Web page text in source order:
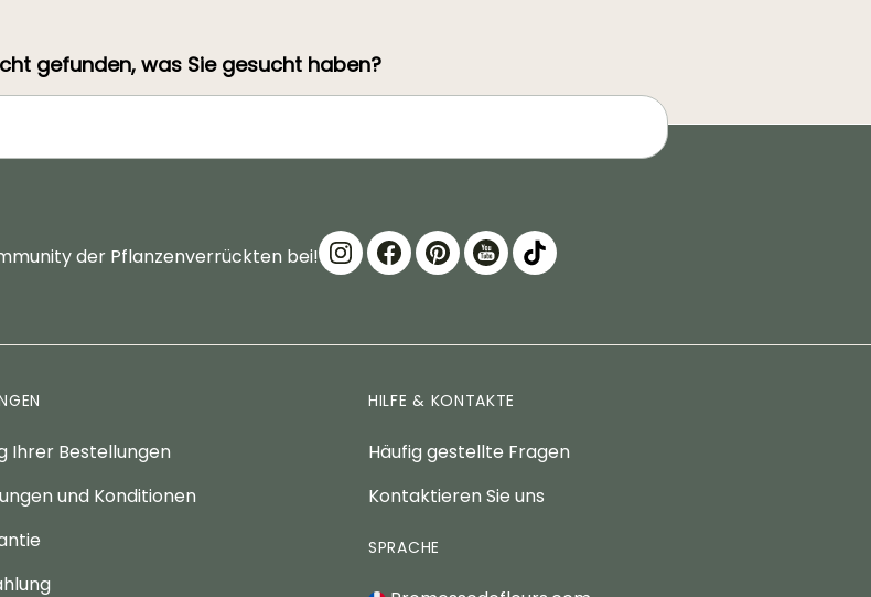
gefunden, was Sie gesucht haben?
der Pflanzenverrückten bei!
Ihrer Bestellungen
und Konditionen
HILFE & KONTAKTE
Häufig gestellte Fragen
Kontaktieren Sie uns
SPRACHE